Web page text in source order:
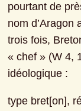
pourtant de
nom d’Aragon
trois fois,
« chef » (W 4,
idéologique :
type bret[on],